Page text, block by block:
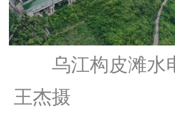
乌江构皮滩水
王杰摄